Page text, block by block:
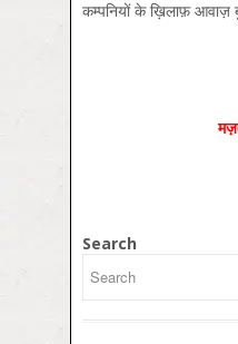
कम्पनियों के ख़िलाफ़ आवाज़
Search